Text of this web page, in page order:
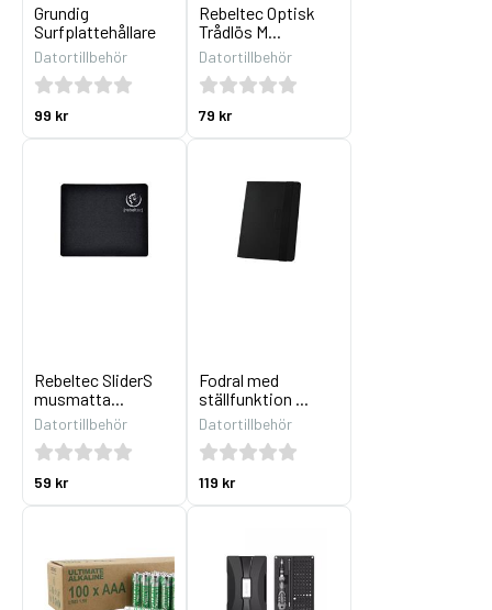
Grundig
Surfplattehållare
Datortillbehör
99 kr
Rebeltec Optisk
Trådlös M...
Datortillbehör
79 kr
Rebeltec SliderS
musmatta...
Datortillbehör
59 kr
Fodral med
ställfunktion ...
Datortillbehör
119 kr